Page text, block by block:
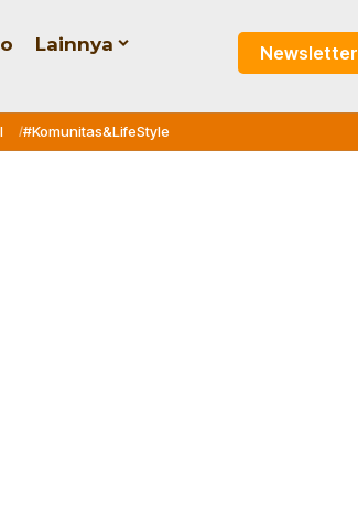
Lainnya Newsletter
#Komunitas&LifeStyle